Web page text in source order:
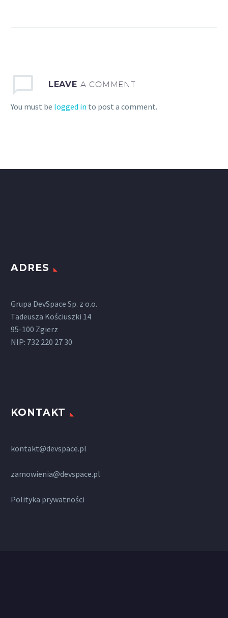
LEAVE A COMMENT
You must be logged in to post a comment.
ADRES
Grupa DevSpace Sp. z o.o.
Tadeusza Kościuszki 14
95-100 Zgierz
NIP: 732 220 27 30
KONTAKT
kontakt@devspace.pl
zamowienia@devspace.pl
Polityka prywatności